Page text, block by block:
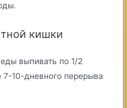
кишки
выпивать по 1/2
10-дневного перерыва